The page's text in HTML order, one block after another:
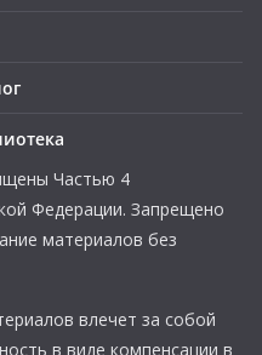
Частью 4
Федерации. Запрещено
материалов без
влечет за собой
в виде компенсации в